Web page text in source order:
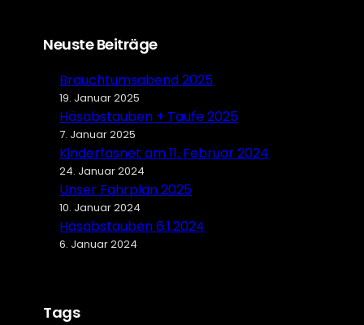
Neuste Beiträge
Brauchtumsabend 2025
19. Januar 2025
Häsabstauben + Taufe 2025
7. Januar 2025
Kinderfasnet am 11. Februar 2024
24. Januar 2024
Unser Fahrplan 2025
10. Januar 2024
Häsabstauben 6.1.2024
6. Januar 2024
Tags